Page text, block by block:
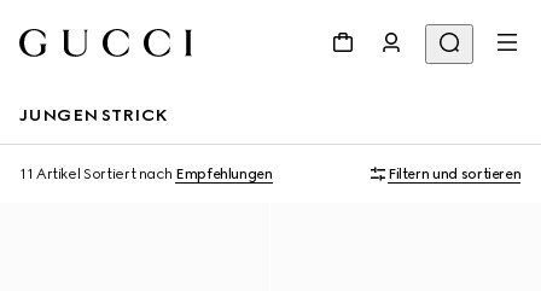
JUNGEN STRICK
11 Artikel Sortiert nach Empfehlungen Filtern und sortieren